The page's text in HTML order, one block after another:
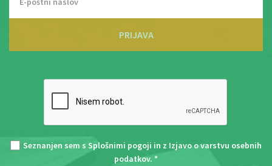
PRIJAVA
Seznanjen sem s Splošnimi pogoji in z Izjavo o varstvu osebnih
podatkov. *